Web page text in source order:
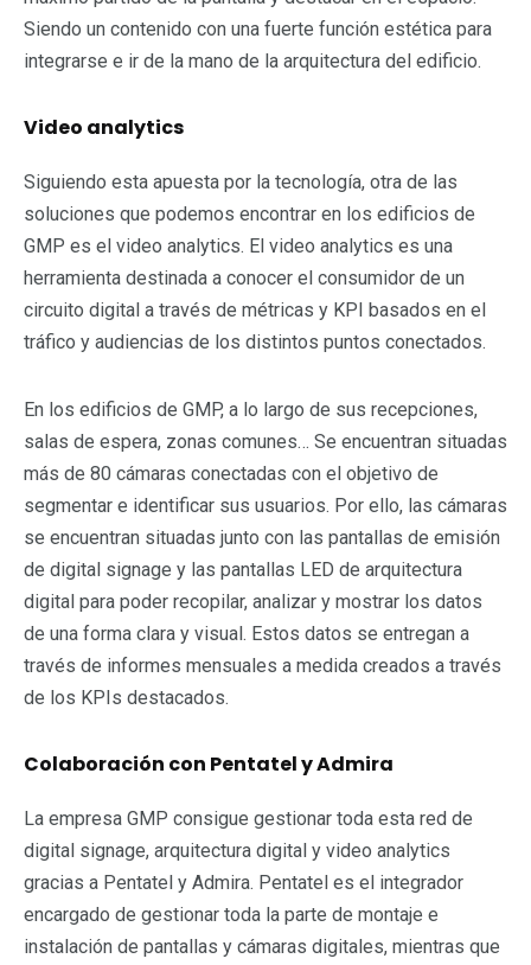
Siendo un contenido con una fuerte función estética para
integrarse e ir de la mano de la arquitectura del edificio.
Video analytics
Siguiendo esta apuesta por la tecnología, otra de las
soluciones que podemos encontrar en los edificios de
GMP es el video analytics. El video analytics es una
herramienta destinada a conocer el consumidor de un
circuito digital a través de métricas y KPI basados en el
tráfico y audiencias de los distintos puntos conectados.
En los edificios de GMP, a lo largo de sus recepciones,
salas de espera, zonas comunes… Se encuentran situadas
más de 80 cámaras conectadas con el objetivo de
segmentar e identificar sus usuarios. Por ello, las cámaras
se encuentran situadas junto con las pantallas de emisión
de digital signage y las pantallas LED de arquitectura
digital para poder recopilar, analizar y mostrar los datos
de una forma clara y visual. Estos datos se entregan a
través de informes mensuales a medida creados a través
de los KPIs destacados.
Colaboración con Pentatel y Admira
La empresa GMP consigue gestionar toda esta red de
digital signage, arquitectura digital y video analytics
gracias a Pentatel y Admira. Pentatel es el integrador
encargado de gestionar toda la parte de montaje e
instalación de pantallas y cámaras digitales, mientras que